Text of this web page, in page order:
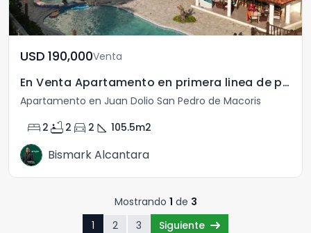
USD	190,000Venta
En Venta Apartamento en primera linea de playa
Apartamento en Juan Dolio San Pedro de Macoris
bed 2 bathtub 2 directions_car 2 square_foot 105.5m2
Bismark Alcantara
Mostrando 1 de 3
1
2 3 Siguiente